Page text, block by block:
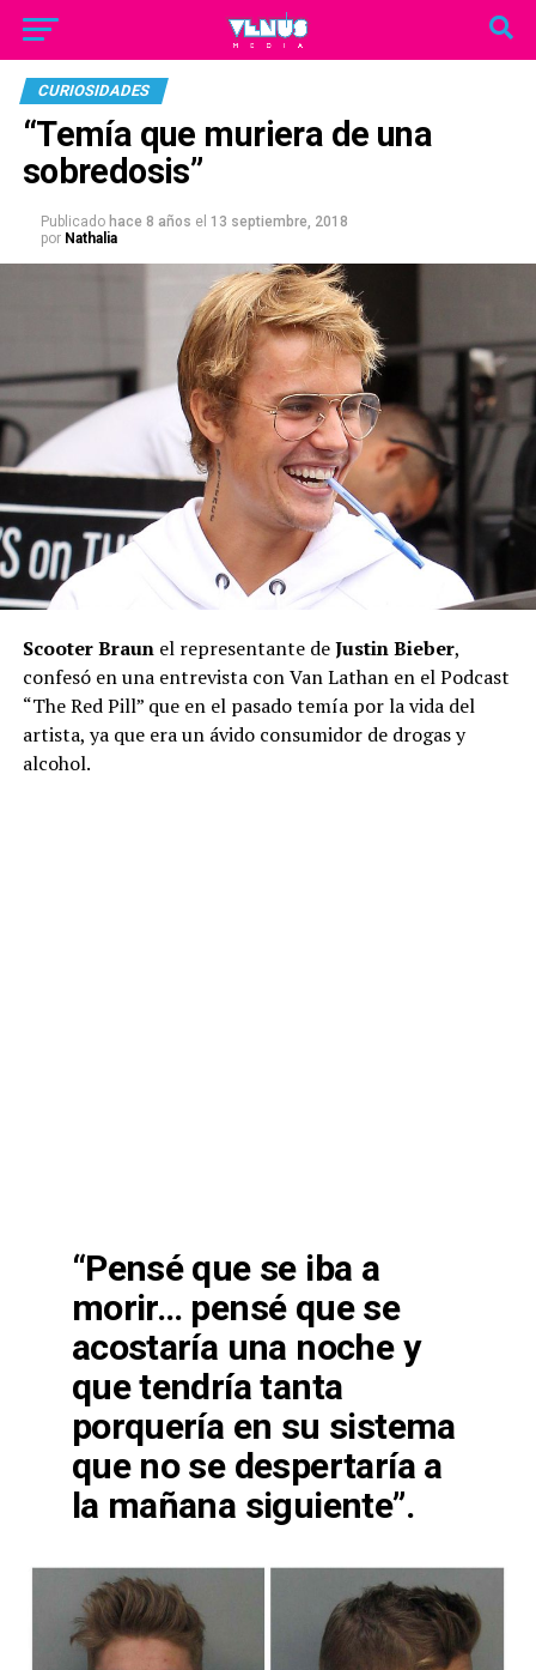
CURIOSIDADES
“Temía que muriera de una
sobredosis”
Publicado hace 8 años el 13 septiembre, 2018
por Nathalia
Scooter Braunel representante deJustin Bieber,
confesó en una entrevista con Van Lathan en el Podcast
“The Red Pill” que en el pasado temía por la vida del
artista, ya que era un ávido consumidor de drogas y
alcohol.
“Pensé que se iba a
morir… pensé que se
acostaría una noche y
que tendría tanta
porquería en su sistema
que no se despertaría a
la mañana siguiente”.